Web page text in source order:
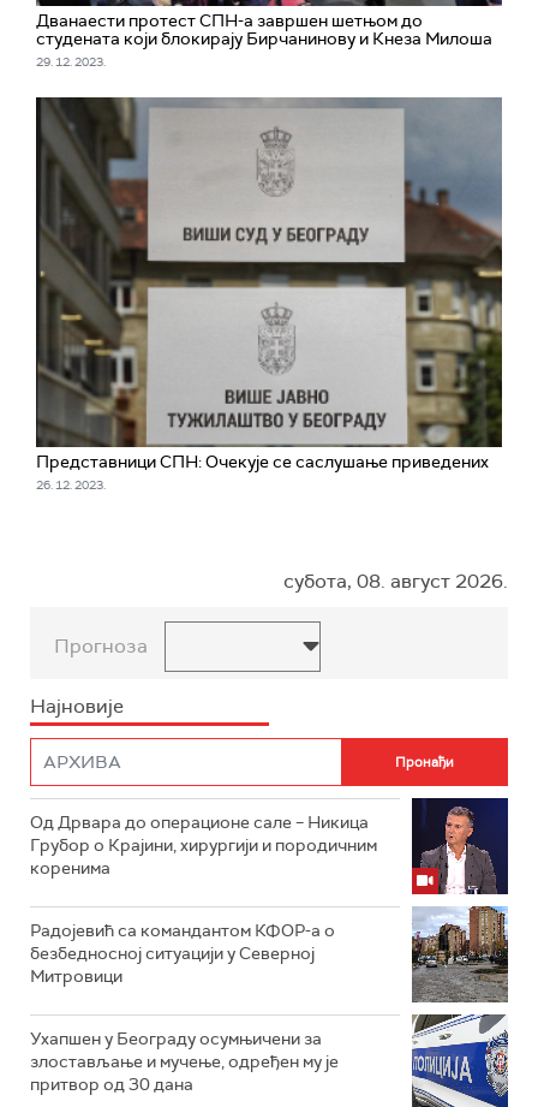
Дванаести протест СПН-а завршен шетњом до
студената који блокирају Бирчанинову и Кнеза Милоша
29. 12. 2023.
Представници СПН: Очекује се саслушање приведених
26. 12. 2023.
субота, 08. август 2026.
Прогноза
Најновије
Од Дрвара до операционе сале – Никица
Грубор о Крајини, хирургији и породичним
коренима
Радојевић са командантом КФОР-а о
безбедносној ситуацији у Северној
Митровици
Ухапшен у Београду осумњичени за
злостављање и мучење, одређен му је
притвор од 30 дана